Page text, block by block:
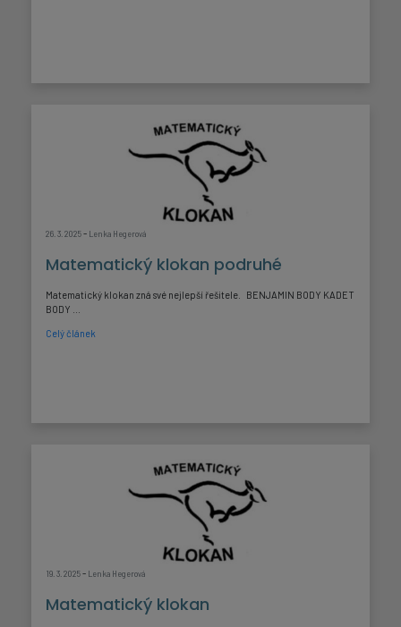
26. 3. 2025- Lenka Hegerová
Matematický klokan podruhé
Matematický klokan zná své nejlepší řešitele. BENJAMIN BODY KADET
BODY ...
Celý článek
19. 3. 2025- Lenka Hegerová
Matematický klokan